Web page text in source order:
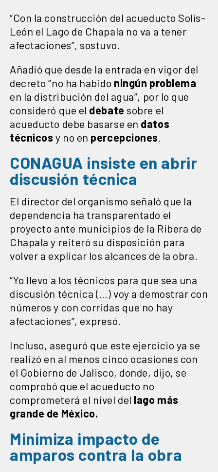
“Con la construcción del acueducto Solís-
León el Lago de Chapala no va a tener
afectaciones”, sostuvo.
Añadió que desde la entrada en vigor del
decreto “no ha habido ningún problema
en la distribución del agua”, por lo que
consideró que el debate sobre el
acueducto debe basarse en datos
técnicos y no en percepciones
CONAGUA insiste en abrir
discusión técnica
El director del organismo señaló que la
dependencia ha transparentado el
proyecto ante municipios de la Ribera de
Chapala y reiteró su disposición para
volver a explicar los alcances de la obra.
“Yo llevo a los técnicos para que sea una
discusión técnica (…) voy a demostrar con
números y con corridas que no hay
afectaciones”, expresó.
Incluso, aseguró que este ejercicio ya se
realizó en al menos cinco ocasiones con
el Gobierno de Jalisco, donde, dijo, se
comprobó que el acueducto no
comprometerá el nivel del lago más
grande de México.
Minimiza impacto de
amparos contra la obra